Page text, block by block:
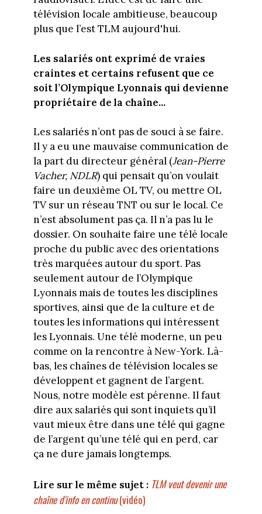
télévision locale ambitieuse, beaucoup
plus que l’est TLM aujourd'hui.
Les salariés ont exprimé de vraies
craintes et certains refusent que ce
soit l’Olympique Lyonnais qui devienne
propriétaire de la chaîne...
Les salariés n’ont pas de souci à se faire.
Il y a eu une mauvaise communication de
la part du directeur général (Jean-Pierre
Vacher, NDLR) qui pensait qu’on voulait
faire un deuxième OL TV, ou mettre OL
TV sur un réseau TNT ou sur le local. Ce
n’est absolument pas ça. Il n’a pas lu le
dossier. On souhaite faire une télé locale
proche du public avec des orientations
très marquées autour du sport. Pas
seulement autour de l’Olympique
Lyonnais mais de toutes les disciplines
sportives, ainsi que de la culture et de
toutes les informations qui intéressent
les Lyonnais. Une télé moderne, un peu
comme on la rencontre à New-York. Là-
bas, les chaînes de télévision locales se
développent et gagnent de l’argent.
Nous, notre modèle est pérenne. Il faut
dire aux salariés qui sont inquiets qu’il
vaut mieux être dans une télé qui gagne
de l’argent qu’une télé qui en perd, car
ça ne dure jamais longtemps.
Lire sur le même sujet : TLM veut devenir une
chaîne d'info en continu(vidéo)